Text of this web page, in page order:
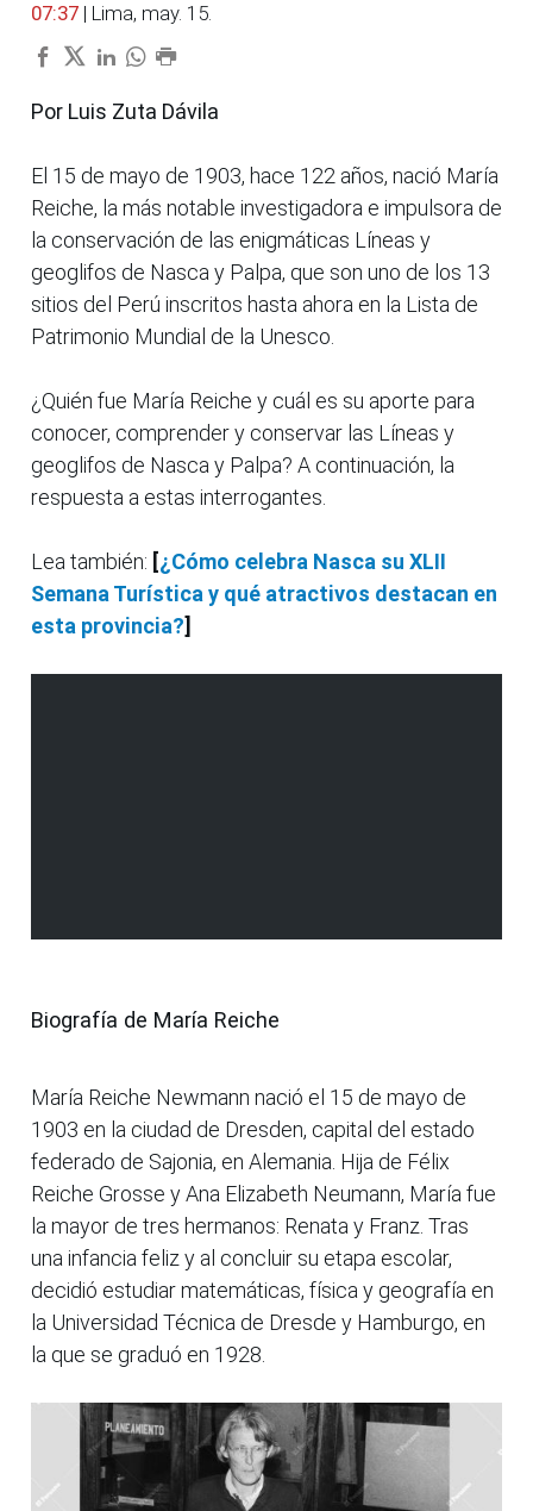
07:37 | Lima, may. 15.
Por Luis Zuta Dávila
El 15 de mayo de 1903, hace 122 años, nació María
Reiche, la más notable investigadora e impulsora de
la conservación de las enigmáticas Líneas y
geoglifos de Nasca y Palpa, que son uno de los 13
sitios del Perú inscritos hasta ahora en la Lista de
Patrimonio Mundial de la Unesco.
¿Quién fue María Reiche y cuál es su aporte para
conocer, comprender y conservar las Líneas y
geoglifos de Nasca y Palpa? A continuación, la
respuesta a estas interrogantes.
Lea también: [¿Cómo celebra Nasca su XLII
Semana Turística y qué atractivos destacan en
esta provincia?]
Biografía de María Reiche
María Reiche Newmann nació el 15 de mayo de
1903 en la ciudad de Dresden, capital del estado
federado de Sajonia, en Alemania. Hija de Félix
Reiche Grosse y Ana Elizabeth Neumann, María fue
la mayor de tres hermanos: Renata y Franz. Tras
una infancia feliz y al concluir su etapa escolar,
decidió estudiar matemáticas, física y geografía en
la Universidad Técnica de Dresde y Hamburgo, en
la que se graduó en 1928.